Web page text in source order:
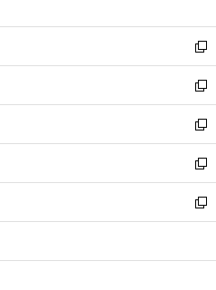
開
く
ウ
で
開
く
ン
ド
ウ
で
開
く
ウ
ィ
ン
ド
ウ
で
開
く
新
し
い
ウ
ィ
ン
ド
ウ
で
開
新
し
い
ウ
ィ
ン
ド
ウ
開
新
し
い
ウ
ィ
ン
ウ
新
し
い
ウ
ン
新
し
ウ